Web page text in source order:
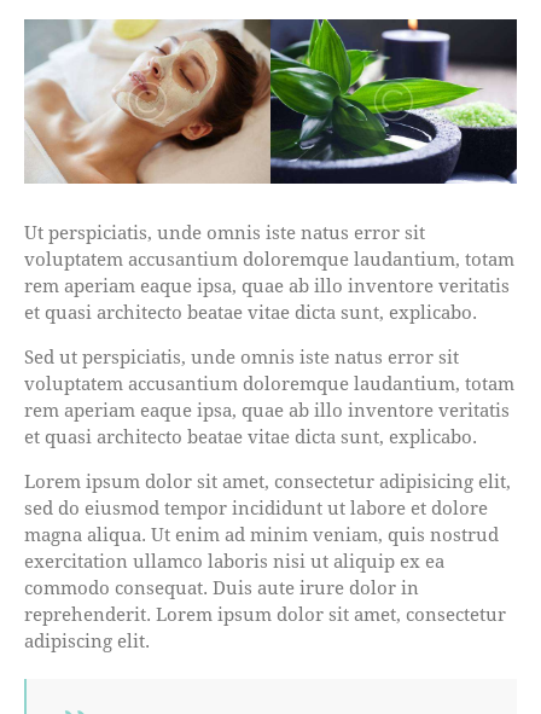
Ut perspiciatis, unde omnis iste natus error sit
voluptatem accusantium doloremque laudantium, totam
rem aperiam eaque ipsa, quae ab illo inventore veritatis
et quasi architecto beatae vitae dicta sunt, explicabo.
Sed ut perspiciatis, unde omnis iste natus error sit
voluptatem accusantium doloremque laudantium, totam
rem aperiam eaque ipsa, quae ab illo inventore veritatis
et quasi architecto beatae vitae dicta sunt, explicabo.
Lorem ipsum dolor sit amet, consectetur adipisicing elit,
sed do eiusmod tempor incididunt ut labore et dolore
magna aliqua. Ut enim ad minim veniam, quis nostrud
exercitation ullamco laboris nisi ut aliquip ex ea
commodo consequat. Duis aute irure dolor in
reprehenderit. Lorem ipsum dolor sit amet, consectetur
adipiscing elit.